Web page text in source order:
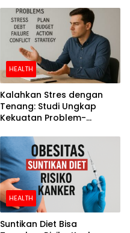
HEALTH
Kalahkan Stres dengan
Tenang: Studi Ungkap
Kekuatan Problem-
HEALTH
Suntikan Diet Bisa